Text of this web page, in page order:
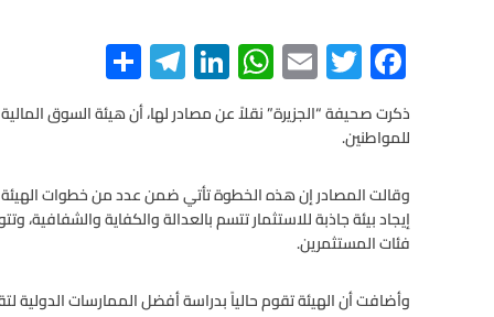
F
ac
e
b
o
o
T
wi
tt
E
m
ail
W
h
at
A
p
p
Li
n
ke
n
Te
le
gr
m
S
h
ar
ذكرت صحيفة “الجزيرة” نقلاً عن مصادر لها، أن هيئة السوق
للمواطنين.
وقالت المصادر إن هذه الخطوة تأتي ضمن عدد من خطوات الهيئة
إيجاد بيئة جاذبة للاستثمار تتسم بالعدالة والكفاية والشفافية،
فئات المستثمرين.
وأضافت أن الهيئة تقوم حالياً بدراسة أفضل الممارسات الدولية